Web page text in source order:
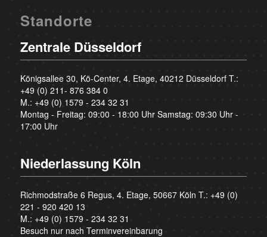
Standorte
Zentrale Düsseldorf
Königsallee 30, Kö-Center, 4. Etage, 40212 Düsseldorf T.:
+49 (0) 211- 876 384 0
M.: +49 (0) 1579 - 234 32 31
Montag - Freitag: 09:00 - 18:00 Uhr Samstag: 09:30 Uhr -
17:00 Uhr
Niederlassung Köln
Richmodstraße 6 Regus, 4. Etage, 50667 Köln T.: +49 (0)
221 - 920 420 13
M.: +49 (0) 1579 - 234 32 31
Besuch nur nach Terminvereinbarung